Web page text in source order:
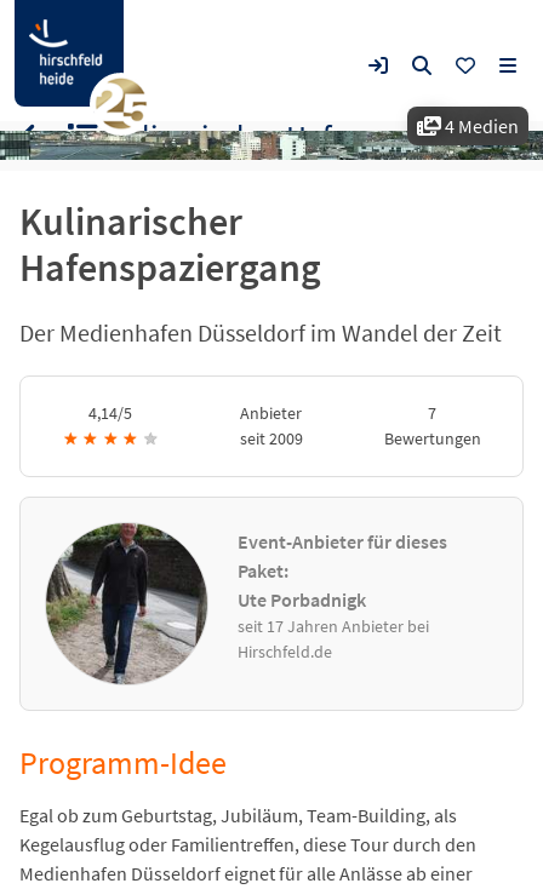
4 Medien
Kulinarischer
Hafenspaziergang
Der Medienhafen Düsseldorf im Wandel der Zeit
4,14/5
★ ★ ★ ★ ★
Anbieter
seit 2009
7
Bewertungen
Event-Anbieter für dieses
Paket:
Ute Porbadnigk
seit 17 Jahren Anbieter bei
Hirschfeld.de
Kulinarischer Hafenspaziergang
Programm-Idee
Egal ob zum Geburtstag, Jubiläum, Team-Building, als
Kegelausflug oder Familientreffen, diese Tour durch den
Medienhafen Düsseldorf eignet für alle Anlässe ab einer